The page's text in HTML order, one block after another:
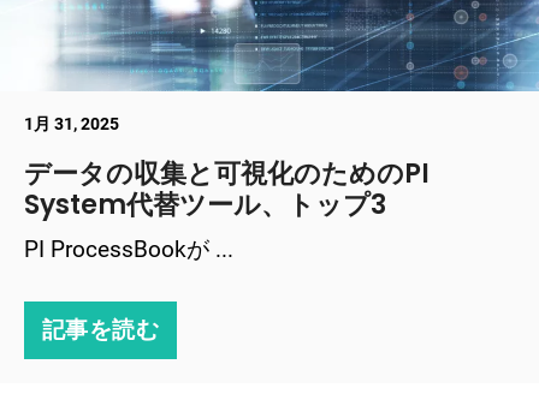
1月 31, 2025
データの収集と可視化のためのPI
System代替ツール、トップ3
PI ProcessBookが ...
記事を読む